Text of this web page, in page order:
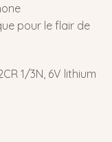
pour le flair de
1/3N, 6V lithium